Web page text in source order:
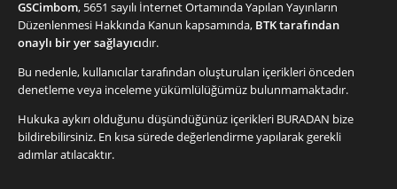
GSCimbom, 5651 sayılı İnternet Ortamında Yapılan Yayınların
Düzenlenmesi Hakkında Kanun kapsamında, BTK tarafından
onaylı bir yer sağlayıcıdır.
Bu nedenle, kullanıcılar tarafından oluşturulan içerikleri önceden
denetleme veya inceleme yükümlülüğümüz bulunmamaktadır.
Hukuka aykırı olduğunu düşündüğünüz içerikleri BURADAN bize
bildirebilirsiniz. En kısa sürede değerlendirme yapılarak gerekli
adımlar atılacaktır.